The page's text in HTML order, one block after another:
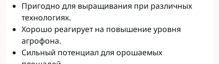
Пригодно для выращивания при различных
технологиях.
Хорошо реагирует на повышение уровня
агрофона.
Сильный потенциал для орошаемых